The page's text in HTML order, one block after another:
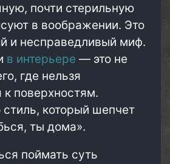
почти стерильную
в воображении. Это
и несправедливый миф.
в интерьере — это не
где нельзя
к поверхностям.
стиль, который шепчет
ты дома».
поймать суть